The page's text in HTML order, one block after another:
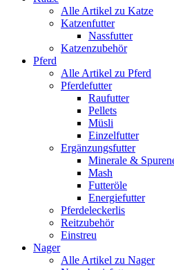
Alle Artikel zu Katze
Katzenfutter
Nassfutter
Katzenzubehör
Pferd
Alle Artikel zu Pferd
Pferdefutter
Raufutter
Pellets
Müsli
Einzelfutter
Ergänzungsfutter
Minerale &
Mash
Futteröle
Energiefutter
Pferdeleckerlis
Reitzubehör
Einstreu
Nager
Alle Artikel zu Nager